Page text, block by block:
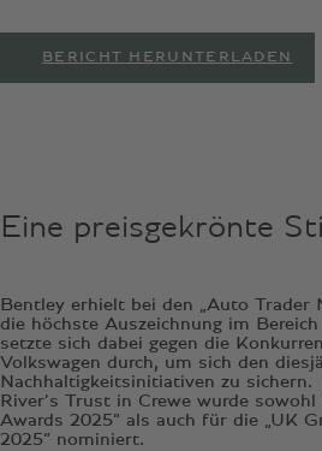
BERICHT HERUNTERLADEN
Eine preisgekrönte
Bentley erhielt bei den „Auto Trader
die höchste Auszeichnung im
setzte sich dabei gegen die
Volkswagen durch, um sich den
Nachhaltigkeitsinitiativen zu
River’s Trust in Crewe wurde
Awards 2025“ als auch für die „UK
2025“ nominiert.